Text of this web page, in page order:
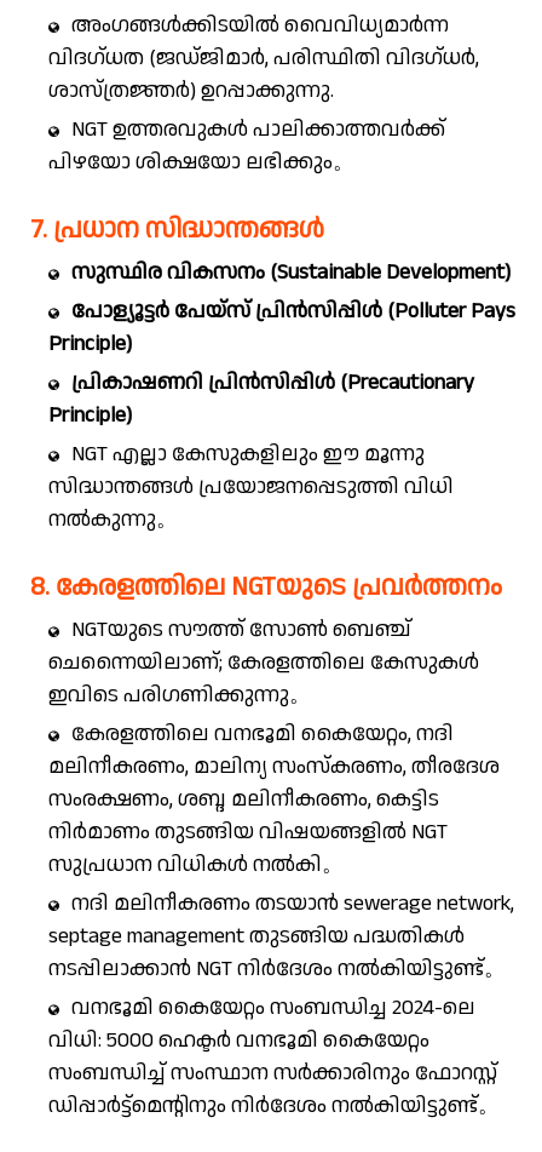
അംഗങ്ങൾക്കിടയിൽ വൈവിധ്യമാർന്ന
വിദഗ്ധത (ജഡ്ജിമാർ, പരിസ്ഥിതി വിദഗ്ധർ,
ശാസ്ത്രജ്ഞർ) ഉറപ്പാക്കുന്നു.
NGT ഉത്തരവുകൾ പാലിക്കാത്തവർക്ക്
പിഴയോ ശിക്ഷയോ ലഭിക്കും。
7. പ്രധാന സിദ്ധാന്തങ്ങൾ
സുസ്ഥിര വികസനം (Sustainable Development)
പോള്യൂട്ടർ പേയ്‌സ് പ്രിൻസിപ്പിൾ (Polluter Pays
Principle)
പ്രികാഷണറി പ്രിൻസിപ്പിൾ (Precautionary
Principle)
NGT എല്ലാ കേസുകളിലും ഈ മൂന്നു
സിദ്ധാന്തങ്ങൾ പ്രയോജനപ്പെടുത്തി വിധി
നൽകുന്നു。
8. കേരളത്തിലെ NGTയുടെ പ്രവർത്തനം
NGTയുടെ സൗത്ത് സോൺ ബെഞ്ച്
ചെന്നൈയിലാണ്; കേരളത്തിലെ കേസുകൾ
ഇവിടെ പരിഗണിക്കുന്നു。
കേരളത്തിലെ വനഭൂമി കൈയേറ്റം, നദി
മലിനീകരണം, മാലിന്യ സംസ്കരണം, തീരദേശ
സംരക്ഷണം, ശബ്ദ മലിനീകരണം, കെട്ടിട
നിർമാണം തുടങ്ങിയ വിഷയങ്ങളിൽ NGT
സുപ്രധാന വിധികൾ നൽകി。
നദി മലിനീകരണം തടയാൻ sewerage network,
septage management തുടങ്ങിയ പദ്ധതികൾ
നടപ്പിലാക്കാൻ NGT നിർദേശം നൽകിയിട്ടുണ്ട്。
വനഭൂമി കൈയേറ്റം സംബന്ധിച്ച 2024-ലെ
വിധി: 5000 ഹെക്ടർ വനഭൂമി കൈയേറ്റം
സംബന്ധിച്ച് സംസ്ഥാന സർക്കാരിനും ഫോറസ്റ്റ്
ഡിപ്പാർട്ട്മെന്റിനും നിർദേശം നൽകിയിട്ടുണ്ട്。